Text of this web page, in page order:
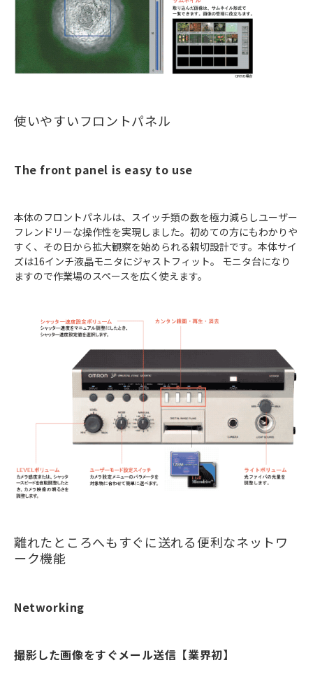
使いやすいフロントパネル
The front panel is easy to use
本体のフロントパネルは、スイッチ類の数を極力減らしユーザー
フレンドリーな操作性を実現しました。初めての方にもわかりや
すく、その日から拡大観察を始められる親切設計です。本体サイ
ズは16インチ液晶モニタにジャストフィット。 モニタ台になり
ますので作業場のスペースを広く使えます。
離れたところへもすぐに送れる便利なネットワ
ーク機能
Networking
撮影した画像をすぐメール送信【業界初】